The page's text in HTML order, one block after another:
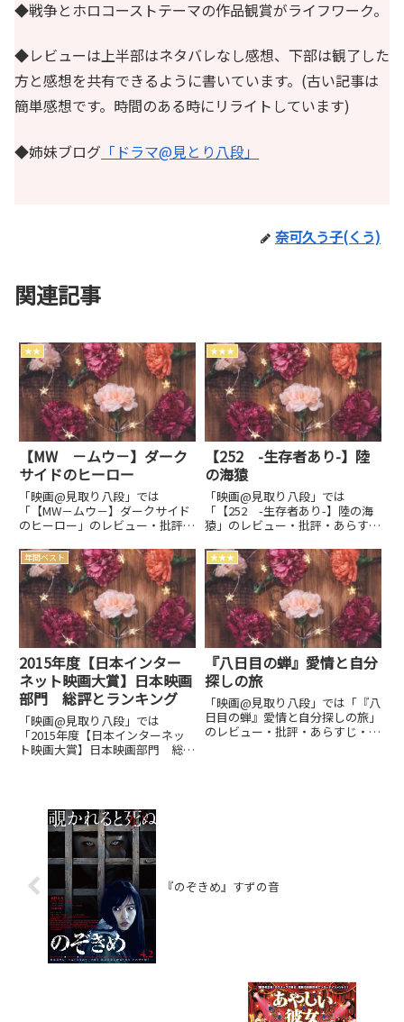
◆戦争とホロコーストテーマの作品観賞がライフワーク。
◆レビューは上半部はネタバレなし感想、下部は観了した
方と感想を共有できるように書いています。(古い記事は
簡単感想です。時間のある時にリライトしています)
◆姉妹ブログ 「ドラマ@見とり八段」
奈可久う子(くう)
関連記事
★★
【MW －ムウ－】ダーク
サイドのヒーロー
「映画@見取り八段」では
「【MW－ムウ－】ダークサイド
のヒーロー」のレビュー・批評・
お届けしています。劇場上映中作
品のネタバレ感想は別枠で表記。
★★★
【252 -生存者あり-】陸
の海猿
「映画@見取り八段」では
「【252 -生存者あり-】陸の海
猿」のレビュー・批評・あらす
しています。劇場上映中作品のネ
タバレ感想は別枠で表記。
年間ベスト
2015年度【日本インター
ネット映画大賞】日本映画
部門 総評とランキング
「映画@見取り八段」では
「2015年度【日本インターネッ
ト映画大賞】日本映画部門 総評
中作品のネタバレ感想は別枠で表
★★★
『八日目の蝉』愛情と自分
探しの旅
「映画@見取り八段」では「『八
日目の蝉』愛情と自分探しの旅」
のレビュー・批評・あらすじ・キ
『のぞきめ』すずの音